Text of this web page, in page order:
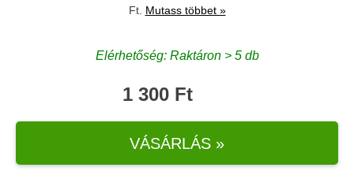
Ft. Mutass többet »
Elérhetőség: Raktáron > 5 db
1 300 Ft
VÁSÁRLÁS »